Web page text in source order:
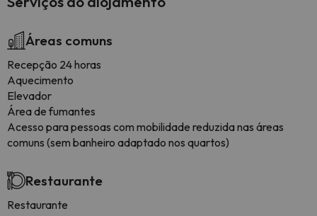
Áreas comuns
Recepção 24 horas
Aquecimento
Elevador
Área de fumantes
Acesso para pessoas com mobilidade reduzida nas áreas
comuns (sem banheiro adaptado nos quartos)
Restaurante
Restaurante